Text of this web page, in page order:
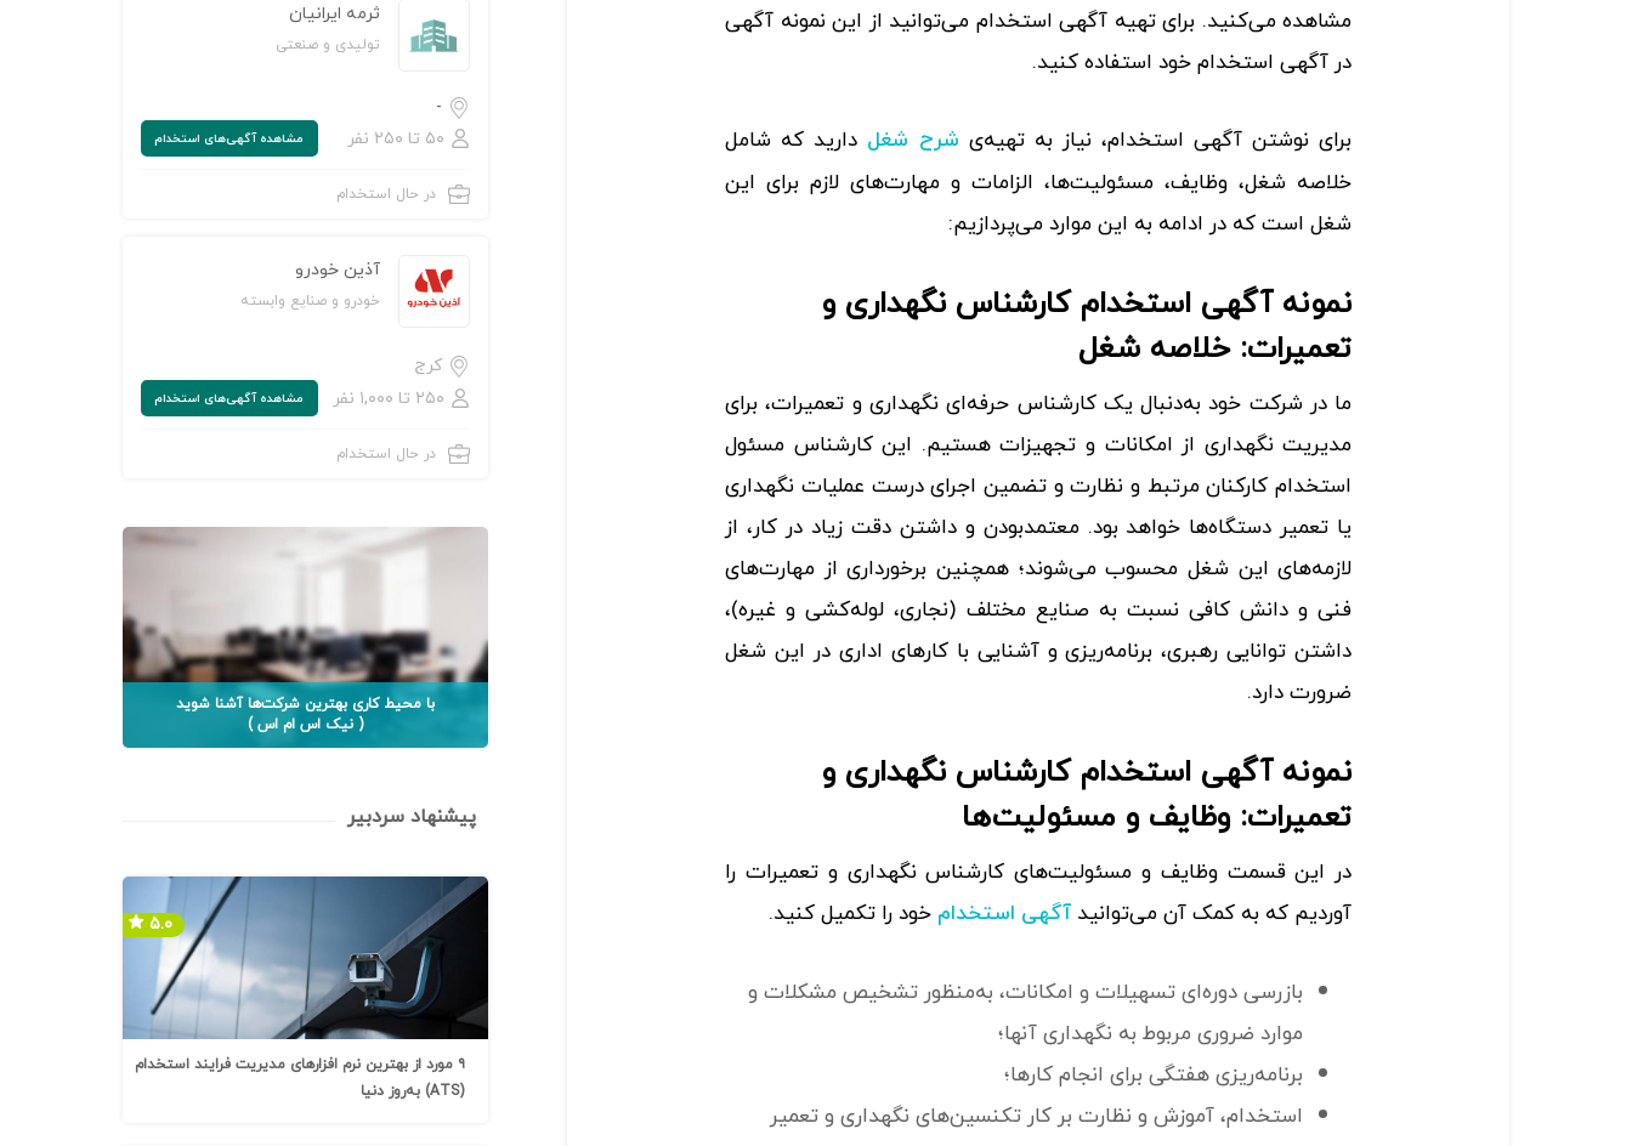
مشاهده می‌کنید. برای تهیه آگهی استخدام می‌توانید از این نمونه آگهی
در آگهی استخدام خود استفاده کنید.
برای نوشتن آگهی استخدام، نیاز به تهیه‌ی شرح شغل دارید که شامل
خلاصه شغل، وظایف، مسئولیت‌ها، الزامات و مهارت‌های لازم برای این
شغل است که در ادامه به این موارد می‌پردازیم:
نمونه آگهی استخدام کارشناس نگهداری و
تعمیرات: خلاصه شغل
ما در شرکت خود به‌دنبال یک کارشناس حرفه‌ای نگهداری و تعمیرات، برای
مدیریت نگهداری از امکانات و تجهیزات هستیم. این کارشناس مسئول
استخدام کارکنان مرتبط و نظارت و تضمین اجرای درست عملیات نگهداری
یا تعمیر دستگاه‌ها خواهد بود. معتمدبودن و داشتن دقت زیاد در کار، از
لازمه‌های این شغل محسوب می‌شوند؛ همچنین برخورداری از مهارت‌های
فنی و دانش کافی نسبت به صنایع مختلف (نجاری، لوله‌کشی و غیره)،
داشتن توانایی رهبری، برنامه‌ریزی و آشنایی با کارهای اداری در این شغل
ضرورت دارد.
نمونه آگهی استخدام کارشناس نگهداری و
تعمیرات: وظایف و مسئولیت‌ها
در این قسمت وظایف و مسئولیت‌های کارشناس نگهداری و تعمیرات را
آوردیم که به کمک آن می‌توانید آگهی استخدام خود را تکمیل کنید.
بازرسی دوره‌ای تسهیلات و امکانات، به‌منظور تشخیص مشکلات و
موارد ضروری مربوط به نگهداری آنها؛
برنامه‌ریزی هفتگی برای انجام کارها؛
استخدام، آموزش و نظارت بر کار تکنسین‌های نگهداری و تعمیر
ثرمه ایرانیان
تولیدی و صنعتی
-
۵۰ تا ۲۵۰ نفر
مشاهده‌ آگهی‌های استخدام
در حال استخدام
آذین خودرو
خودرو و صنایع وابسته
کرج
۲۵۰ تا ۱,۰۰۰ نفر
مشاهده‌ آگهی‌های استخدام
در حال استخدام
با محیط کاری بهترین شرکت‌ها آشنا شوید
( نیک اس ام اس )
پیشنهاد سردبیر
۹ مورد از بهترین نرم افزارهای مدیریت فرایند استخدام
(ATS) به‌روز دنیا
۵.۰